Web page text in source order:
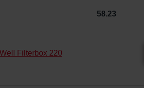
Filterbox 220
58.23